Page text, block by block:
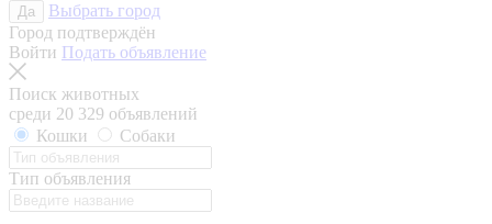
Да
Выбрать город
Город подтверждён
Войти Подать объявление
Поиск животных
среди 20 329 объявлений
Кошки
Собаки
Тип объявления